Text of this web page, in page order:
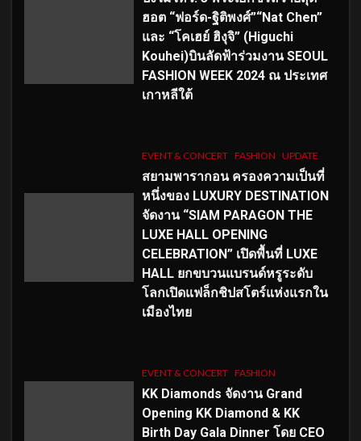
ฮอต “ฟอร์ด-ฐิติพงศ์”“Nat Chen”
และ “โคเฮย์ ฮิงุจิ” (Higuchi
Kouhei)บินลัดฟ้าร่วมงาน SEOUL
FASHION WEEK 2024 ณ ประเทศ
เกาหลีใต้
EVENT & CONCERT FASHION UPDATE
สยามพารากอน ครองความเป็นที่
หนึ่งของ LUXURY DESTINATION
จัดงาน “SIAM PARAGON THE
LUXE HALL OPENING
CELEBRATION” เปิดพื้นที่ LUXE
HALL ยกขบวนแบรนด์หรูระดับ
โลกเปิดแฟล็กชิปสโตร์แห่งแรกใน
เมืองไทย
EVENT & CONCERT FASHION
KK Diamonds จัดงาน Grand
Opening KK Diamond & KK
Birth Day Gala Dinner โดย CEO